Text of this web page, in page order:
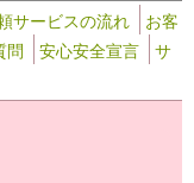
サービスの流れ
お客
問 安心安全宣言
サ